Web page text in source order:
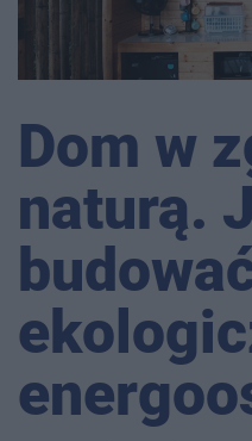
Dom w
naturą.